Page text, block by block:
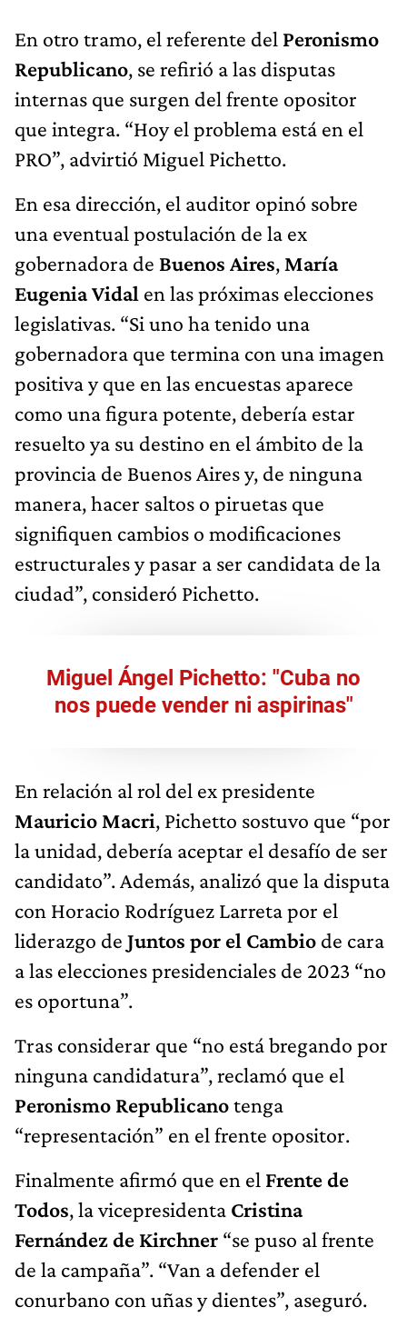
En otro tramo, el referente del Peronismo
Republicano, se refirió a las disputas
internas que surgen del frente opositor
que integra. “Hoy el problema está en el
PRO”, advirtió Miguel Pichetto.
En esa dirección, el auditor opinó sobre
una eventual postulación de la ex
gobernadora de Buenos Aires, María
Eugenia Vidal en las próximas elecciones
legislativas. “Si uno ha tenido una
gobernadora que termina con una imagen
positiva y que en las encuestas aparece
como una figura potente, debería estar
resuelto ya su destino en el ámbito de la
provincia de Buenos Aires y, de ninguna
manera, hacer saltos o piruetas que
signifiquen cambios o modificaciones
estructurales y pasar a ser candidata de la
ciudad”, consideró Pichetto.
Miguel Ángel Pichetto: "Cuba no
nos puede vender ni aspirinas"
En relación al rol del ex presidente
Mauricio Macri, Pichetto sostuvo que “por
la unidad, debería aceptar el desafío de ser
candidato”. Además, analizó que la disputa
con Horacio Rodríguez Larreta por el
liderazgo de Juntos por el Cambio de cara
a las elecciones presidenciales de 2023 “no
es oportuna”.
Tras considerar que “no está bregando por
ninguna candidatura”, reclamó que el
Peronismo Republicanotenga
“representación” en el frente opositor.
Finalmente afirmó que en el Frente de
Todos, la vicepresidenta Cristina
Fernández de Kirchner “se puso al frente
de la campaña”. “Van a defender el
conurbano con uñas y dientes”, aseguró.